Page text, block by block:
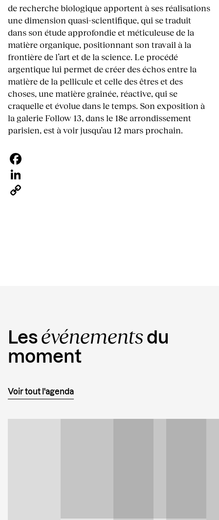
de recherche biologique apportent à ses réalisations
une dimension quasi-scientifique, qui se traduit
dans son étude approfondie et méticuleuse de la
matière organique, positionnant son travail à la
frontière de l’art et de la science. Le procédé
argentique lui permet de créer des échos entre la
matière de la pellicule et celle des êtres et des
choses, une matière grainée, réactive, qui se
craquelle et évolue dans le temps. Son exposition à
la galerie Follow 13, dans le 18e arrondissement
parisien, est à voir jusqu’au 12 mars prochain.
Facebook
LinkedIn
Les événements du
moment
Voir tout l'agenda